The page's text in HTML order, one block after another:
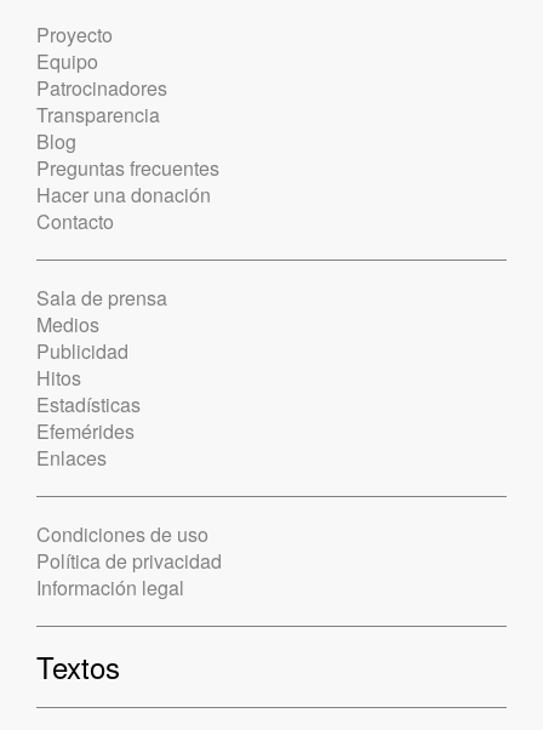
Proyecto
Equipo
Patrocinadores
Transparencia
Blog
Preguntas frecuentes
Hacer una donación
Contacto
Sala de prensa
Medios
Publicidad
Hitos
Estadísticas
Efemérides
Enlaces
Condiciones de uso
Política de privacidad
Información legal
Textos